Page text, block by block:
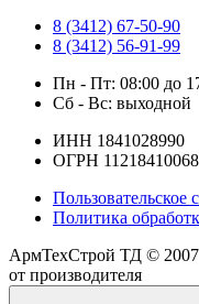
8 (3412) 67-50-90
8 (3412) 56-91-99
Пн - Пт: 08:00 до
Сб - Вс: выходной
ИНН 1841028990
ОГРН
Пользовательское
Политика
АрмТехСтрой ТД ©
от производителя